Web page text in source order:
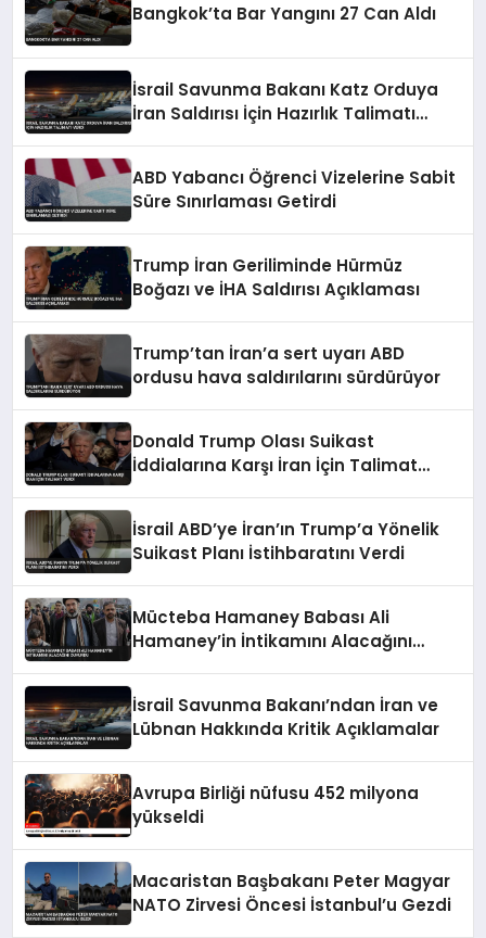
Bangkok’ta Bar Yangını 27 Can Aldı
İsrail Savunma Bakanı Katz Orduya
İran Saldırısı İçin Hazırlık Talimatı
ABD Yabancı Öğrenci Vizelerine Sabit
Süre Sınırlaması Getirdi
Trump İran Geriliminde Hürmüz
Boğazı ve İHA Saldırısı Açıklaması
Trump’tan İran’a sert uyarı ABD
ordusu hava saldırılarını sürdürüyor
Donald Trump Olası Suikast
İddialarına Karşı İran İçin Talimat
İsrail ABD’ye İran’ın Trump’a Yönelik
Suikast Planı İstihbaratını Verdi
Mücteba Hamaney Babası Ali
Hamaney’in İntikamını Alacağını
İsrail Savunma Bakanı’ndan İran ve
Lübnan Hakkında Kritik Açıklamalar
Avrupa Birliği nüfusu 452 milyona
yükseldi
Macaristan Başbakanı Peter Magyar
NATO Zirvesi Öncesi İstanbul’u Gezdi